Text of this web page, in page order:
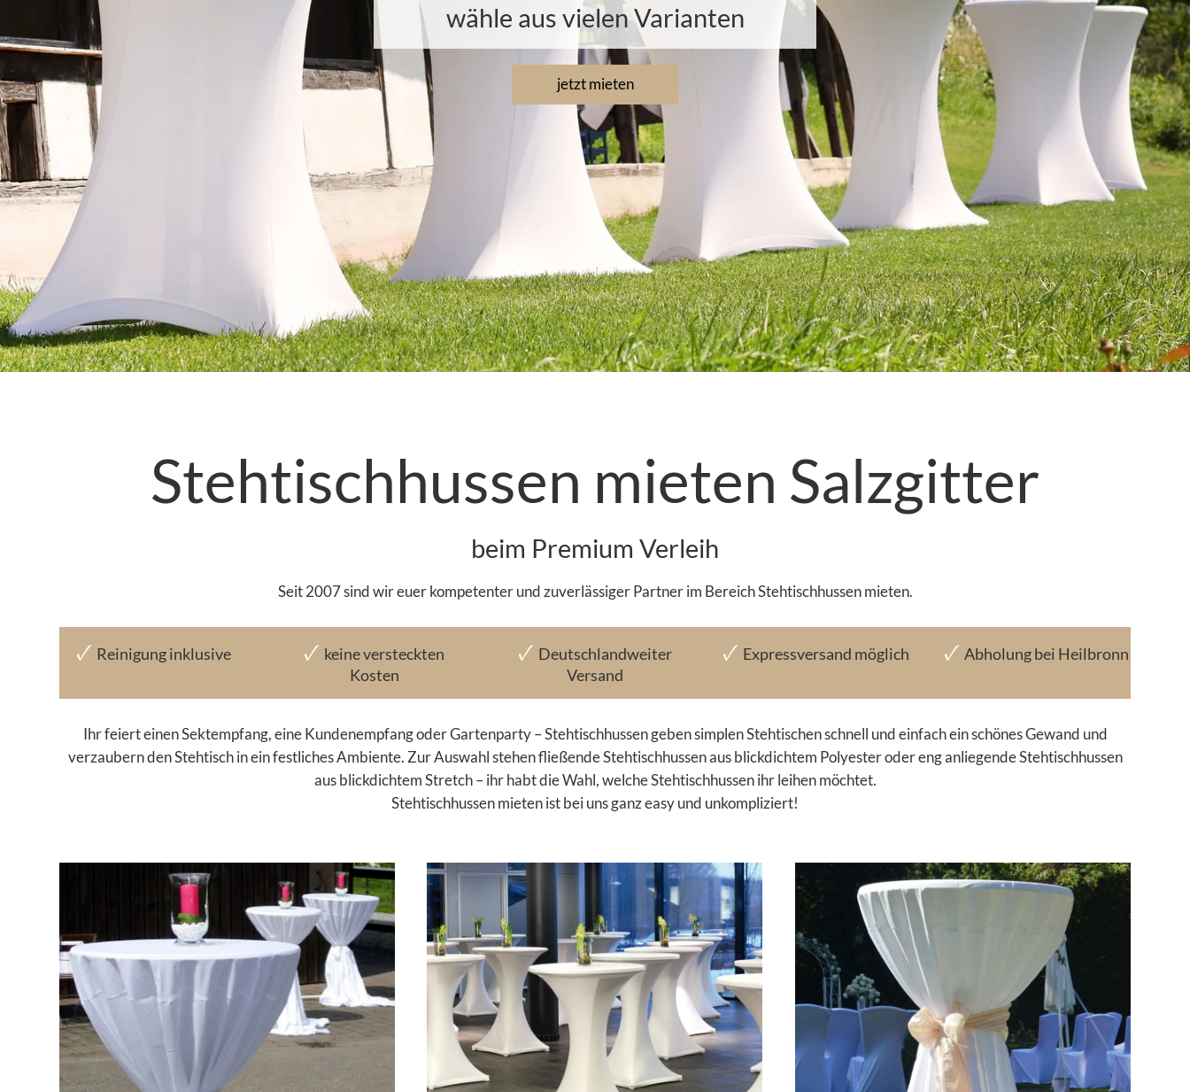
wähle aus vielen Varianten
jetzt mieten
Stehtischhussen mieten Salzgitter
beim Premium Verleih
Seit 2007 sind wir euer kompetenter und zuverlässiger Partner im Bereich Stehtischhussen mieten.
Reinigung inklusive
keine versteckten
Kosten
Deutschlandweiter
Versand
Expressversand möglich Abholung bei Heilbronn
Ihr feiert einen Sektempfang, eine Kundenempfang oder Gartenparty – Stehtischhussen geben simplen Stehtischen schnell und einfach ein schönes Gewand und
verzaubern den Stehtisch in ein festliches Ambiente. Zur Auswahl stehen fließende Stehtischhussen aus blickdichtem Polyester oder eng anliegende Stehtischhussen
aus blickdichtem Stretch – ihr habt die Wahl, welche Stehtischhussen ihr leihen möchtet.
Stehtischhussen mieten ist bei uns ganz easy und unkompliziert!